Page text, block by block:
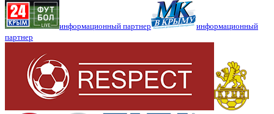
информационный партнер
информационный
партнер